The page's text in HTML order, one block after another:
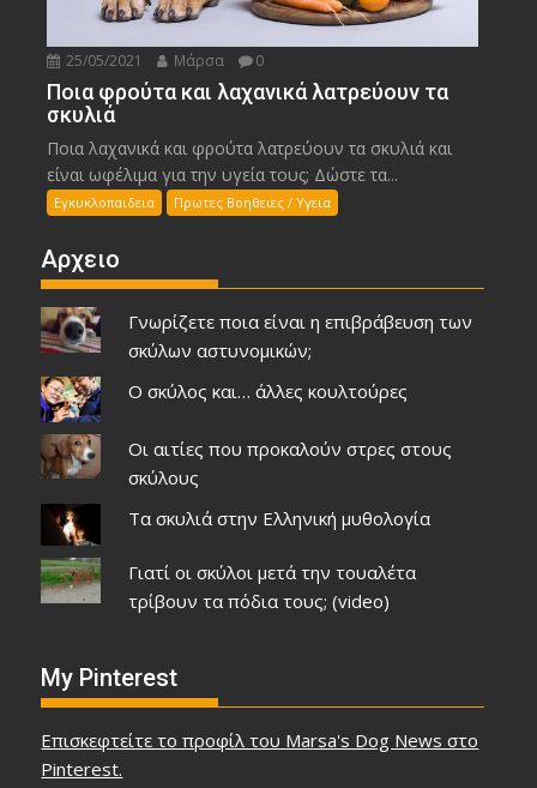
25/05/2021 Μάρσα 0
Ποια φρούτα και λαχανικά λατρεύουν τα
σκυλιά
Ποια λαχανικά και φρούτα λατρεύουν τα σκυλιά και
είναι ωφέλιμα για την υγεία τους; Δώστε τα...
Εγκυκλοπαιδεια Πρωτες Βοηθειες / Υγεια
Αρχειο
Γνωρίζετε ποια είναι η επιβράβευση των
σκύλων αστυνομικών;
Ο σκύλος και… άλλες κουλτούρες
Οι αιτίες που προκαλούν στρες στους
σκύλους
Τα σκυλιά στην Ελληνική μυθολογία
Γιατί οι σκύλοι μετά την τουαλέτα
τρίβουν τα πόδια τους; (video)
My Pinterest
Επισκεφτείτε το προφίλ του Marsa's Dog News στο
Pinterest.